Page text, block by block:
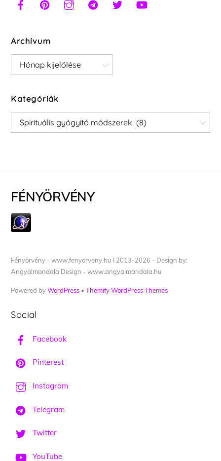
Archívum
Archívum
Kategóriák
Kategóriák
FÉNYÖRVÉNY
Fényörvény - www.fenyorveny.hu I 2013-2026 - Design by:
Angyalmandala Design - www.angyalmandala.hu
Powered byWordPress •Themify WordPress Themes
Social
Facebook
Pinterest
Instagram
Telegram
Twitter
YouTube